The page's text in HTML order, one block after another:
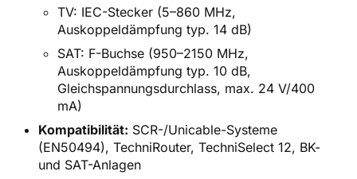
TV: IEC-Stecker (5–860 MHz,
Auskoppeldämpfung typ. 14 dB)
SAT: F-Buchse (950–2150 MHz,
Auskoppeldämpfung typ. 10 dB,
Gleichspannungsdurchlass, max. 24 V/400
mA)
Kompatibilität: SCR-/Unicable-Systeme
(EN50494), TechniRouter, TechniSelect 12, BK-
und SAT-Anlagen